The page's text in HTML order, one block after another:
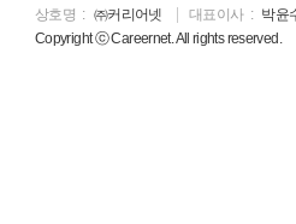
상호명
㈜커리어넷 대표이사
박윤
Copyright ⓒ Careernet. All rights reserved.